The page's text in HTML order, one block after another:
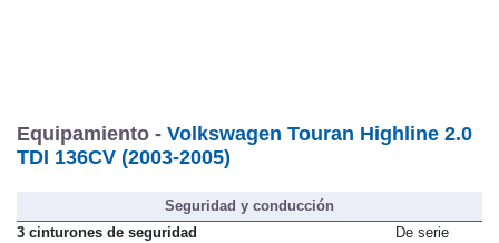
Equipamiento - Volkswagen Touran Highline 2.0
TDI 136CV (2003-2005)
Seguridad y conducción
3 cinturones de seguridad
De serie